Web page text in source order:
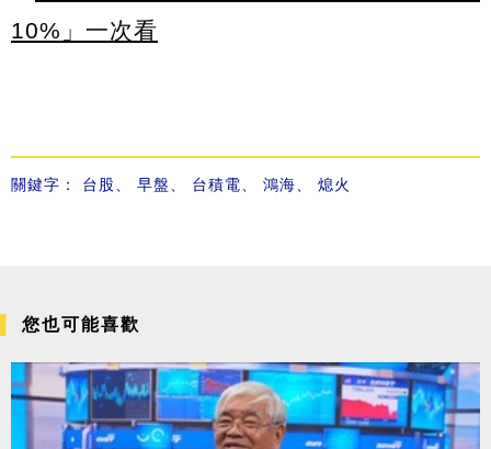
10%」一次看
關鍵字： 台股 早盤 台積電 鴻海 熄火
您也可能喜歡